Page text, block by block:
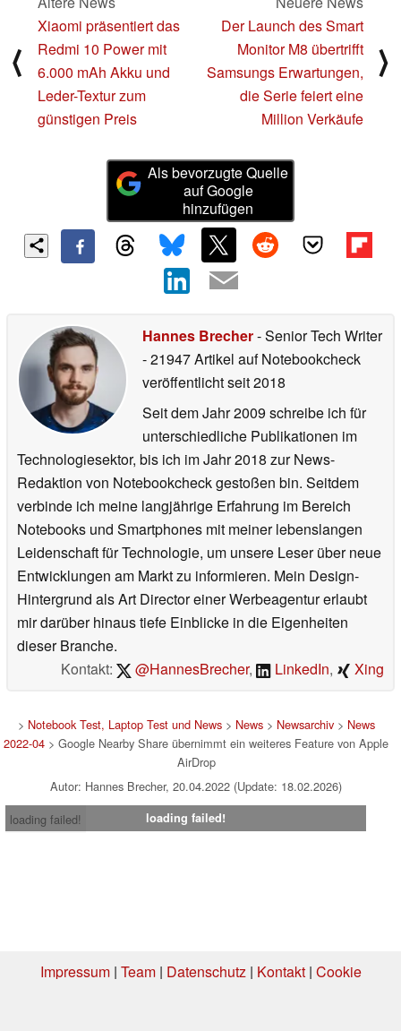
⟨
Xiaomi präsentiert das
Redmi 10 Power mit
6.000 mAh Akku und
Leder-Textur zum
günstigen Preis
Der Launch des Smart
Monitor M8 übertrifft
Samsungs Erwartungen,
die Serie feiert eine
Million Verkäufe
⟩
Als bevorzugte Quelle
auf Google
hinzufügen
Hannes Brecher- Senior Tech Writer
- 21947 Artikel auf Notebookcheck
veröffentlichtseit 2018
Seit dem Jahr 2009 schreibe ich für
unterschiedliche Publikationen im
Technologiesektor, bis ich im Jahr 2018 zur News-
Redaktion von Notebookcheck gestoßen bin. Seitdem
verbinde ich meine langjährige Erfahrung im Bereich
Notebooks und Smartphones mit meiner lebenslangen
Leidenschaft für Technologie, um unsere Leser über neue
Entwicklungen am Markt zu informieren. Mein Design-
Hintergrund als Art Director einer Werbeagentur erlaubt
mir darüber hinaus tiefe Einblicke in die Eigenheiten
dieser Branche.
Kontakt:
@HannesBrecher, LinkedIn, Xing
> Notebook Test, Laptop Test und News> News> Newsarchiv> News
2022-04 > Google Nearby Share übernimmt ein weiteres Feature von Apple
AirDrop
Autor: Hannes Brecher, 20.04.2022 (Update: 18.02.2026)
loading failed!
loading failed!
Impressum| Team| Datenschutz| Kontakt| Cookie